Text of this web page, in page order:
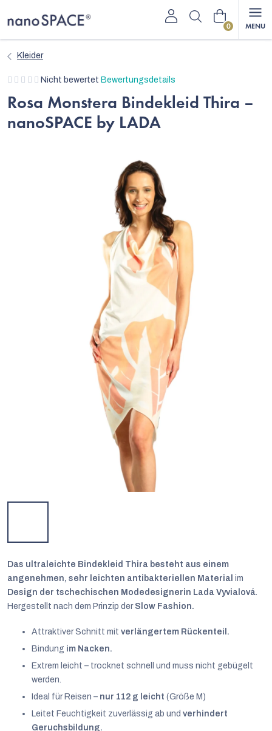
Inhalt
Warenkorb
Kleider
Die
Produktbewertung
ist
Nicht bewertet Bewertungsdetails
Rosa Monstera Bindekleid Thira –
nanoSPACE by LADA
Das ultraleichte Bindekleid Thira besteht aus einem
angenehmen, sehr leichten antibakteriellen Material im
Design der tschechischen Modedesignerin Lada Vyvialová.
Hergestellt nach dem Prinzip der Slow Fashion.
Attraktiver Schnitt mit verlängertem Rückenteil.
Bindung im Nacken.
Extrem leicht – trocknet schnell und muss nicht gebügelt
werden.
Ideal für Reisen – nur 112 g leicht (Größe M)
Leitet Feuchtigkeit zuverlässig ab und verhindert
Geruchsbildung.